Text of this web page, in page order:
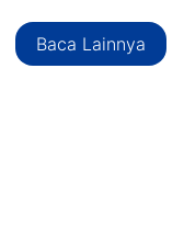
Baca Lainnya